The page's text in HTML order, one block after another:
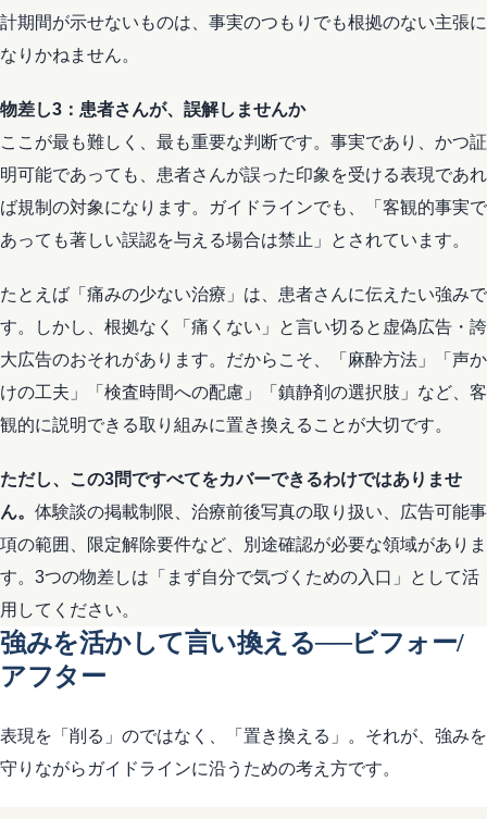
計期間が示せないものは、事実のつもりでも根拠のない主張に
なりかねません。
物差し3：患者さんが、誤解しませんか
ここが最も難しく、最も重要な判断です。事実であり、かつ証
明可能であっても、患者さんが誤った印象を受ける表現であれ
ば規制の対象になります。ガイドラインでも、「客観的事実で
あっても著しい誤認を与える場合は禁止」とされています。
たとえば「痛みの少ない治療」は、患者さんに伝えたい強みで
す。しかし、根拠なく「痛くない」と言い切ると虚偽広告・誇
大広告のおそれがあります。だからこそ、「麻酔方法」「声か
けの工夫」「検査時間への配慮」「鎮静剤の選択肢」など、客
観的に説明できる取り組みに置き換えることが大切です。
ただし、この3問ですべてをカバーできるわけではありませ
ん。 体験談の掲載制限、治療前後写真の取り扱い、広告可能事
項の範囲、限定解除要件など、別途確認が必要な領域がありま
す。3つの物差しは「まず自分で気づくための入口」として活
用してください。
強みを活かして言い換える──ビフォー/
アフター
表現を「削る」のではなく、「置き換える」。それが、強みを
守りながらガイドラインに沿うための考え方です。